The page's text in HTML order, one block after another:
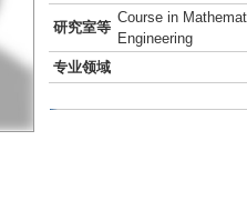
研究室等
Course in
Engineering
专业领域